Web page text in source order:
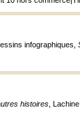
infographiques,
histoires ,